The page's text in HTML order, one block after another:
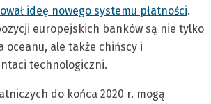
ideę nowego systemu płatności.
europejskich banków są nie tylko
oceanu, ale także chińscy i
technologiczni.
do końca 2020 r. mogą